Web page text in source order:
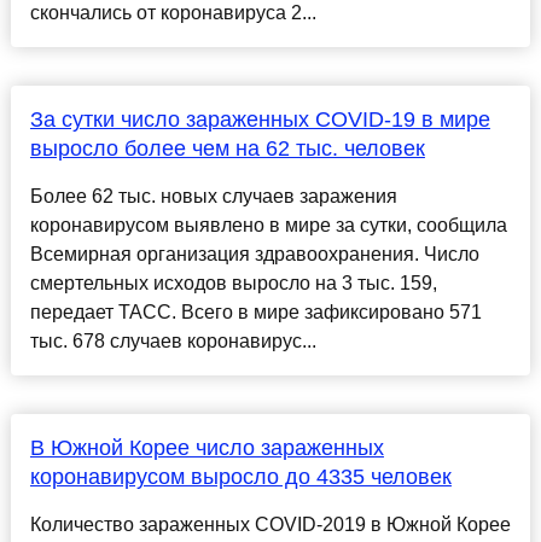
скончались от коронавируса 2...
За сутки число зараженных COVID-19 в мире
выросло более чем на 62 тыс. человек
Более 62 тыс. новых случаев заражения
коронавирусом выявлено в мире за сутки, сообщила
Всемирная организация здравоохранения. Число
смертельных исходов выросло на 3 тыс. 159,
передает ТАСС. Всего в мире зафиксировано 571
тыс. 678 случаев коронавирус...
В Южной Корее число зараженных
коронавирусом выросло до 4335 человек
Количество зараженных COVID-2019 в Южной Корее